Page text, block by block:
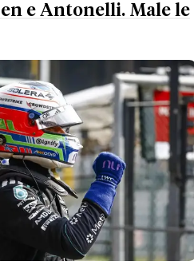
e Antonelli. Male le